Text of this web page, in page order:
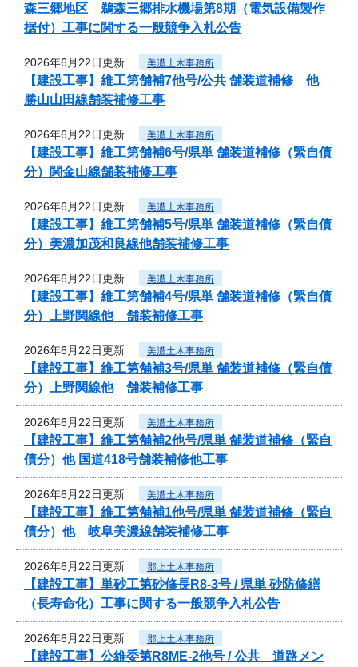
森三郷地区 鵜森三郷排水機場第8期（電気設備製作
据付）工事に関する一般競争入札公告
2026年6月22日更新 美濃土木事務所
【建設工事】維工第舗補7他号/公共 舗装道補修 他
勝山山田線舗装補修工事
2026年6月22日更新 美濃土木事務所
【建設工事】維工第舗補6号/県単 舗装道補修（緊自債
分）関金山線舗装補修工事
2026年6月22日更新 美濃土木事務所
【建設工事】維工第舗補5号/県単 舗装道補修（緊自債
分）美濃加茂和良線他舗装補修工事
2026年6月22日更新 美濃土木事務所
【建設工事】維工第舗補4号/県単 舗装道補修（緊自債
分）上野関線他 舗装補修工事
2026年6月22日更新 美濃土木事務所
【建設工事】維工第舗補3号/県単 舗装道補修（緊自債
分）上野関線他 舗装補修工事
2026年6月22日更新 美濃土木事務所
【建設工事】維工第舗補2他号/県単 舗装道補修（緊自
債分）他 国道418号舗装補修他工事
2026年6月22日更新 美濃土木事務所
【建設工事】維工第舗補1他号/県単 舗装道補修（緊自
債分）他 岐阜美濃線舗装補修工事
2026年6月22日更新 郡上土木事務所
【建設工事】単砂工第砂修長R8-3号 / 県単 砂防修繕
（長寿命化）工事に関する一般競争入札公告
2026年6月22日更新 郡上土木事務所
【建設工事】公維委第R8ME-2他号 / 公共 道路メン